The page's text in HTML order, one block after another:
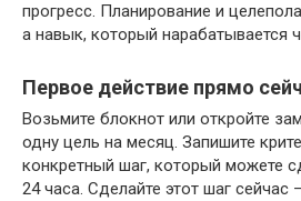
прогресс. Планирование и
а навык, который нарабатывается
Первое действие прямо
Возьмите блокнот или откройте
одну цель на месяц. Запишите
конкретный шаг, который можете
24 часа. Сделайте этот шаг сейчас